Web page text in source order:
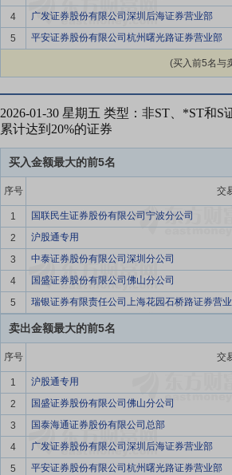
4
广发证券股份有限公司深圳后海证券营业部
5
平安证券股份有限公司杭州曙光路证券营业部
(买入前5名与
2026-01-30 星期五 类型：非ST、*ST和
累计达到20%的证券
买入金额最大的前5名
序号 交
1
国联民生证券股份有限公司宁波分公司
2
沪股通专用
3
中泰证券股份有限公司深圳分公司
4
国盛证券股份有限公司佛山分公司
5
瑞银证券有限责任公司上海花园石桥路证券营
卖出金额最大的前5名
序号 交
1
沪股通专用
2
国盛证券股份有限公司佛山分公司
3
国泰海通证券股份有限公司总部
4
广发证券股份有限公司深圳后海证券营业部
5
平安证券股份有限公司杭州曙光路证券营业部